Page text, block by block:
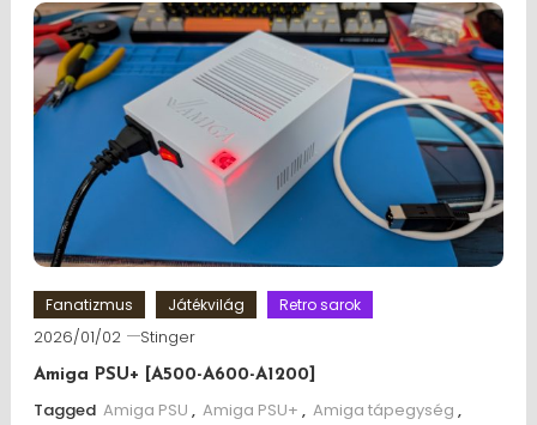
Fanatizmus Játékvilág Retro sarok
2026/01/02 Stinger
Amiga PSU+ [A500-A600-A1200]
Tagged Amiga PSU , Amiga PSU+ , Amiga tápegység ,